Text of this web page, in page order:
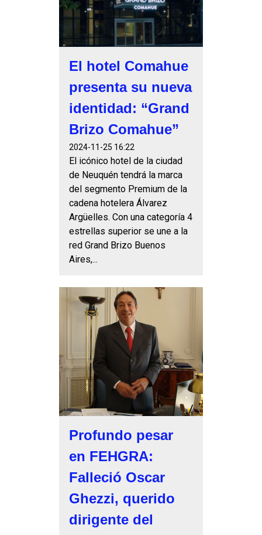
El hotel Comahue
presenta su nueva
identidad: “Grand
Brizo Comahue”
2024-11-25 16:22
El icónico hotel de la ciudad
de Neuquén tendrá la marca
del segmento Premium de la
cadena hotelera Álvarez
Argüelles. Con una categoría 4
estrellas superior se une a la
red Grand Brizo Buenos
Aires,...
Profundo pesar
en FEHGRA:
Falleció Oscar
Ghezzi, querido
dirigente del